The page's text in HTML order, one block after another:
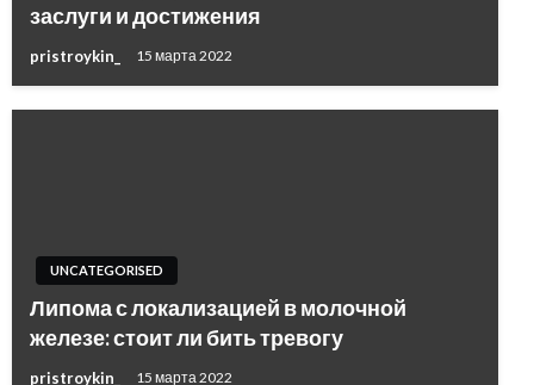
заслуги и достижения
pristroykin_ 15 марта 2022
UNCATEGORISED
Липома с локализацией в молочной
железе: стоит ли бить тревогу
pristroykin_ 15 марта 2022